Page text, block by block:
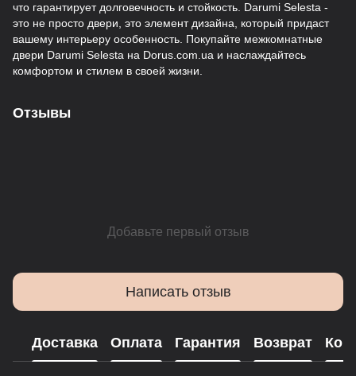
что гарантирует долговечность и стойкость. Darumi Selesta -
это не просто двери, это элемент дизайна, который придаст
вашему интерьеру особенность. Покупайте межкомнатные
двери Darumi Selesta на Dorus.com.ua и наслаждайтесь
комфортом и стилем в своей жизни.
Отзывы
Добавьте первый отзыв
Написать отзыв
Доставка Оплата Гарантия Возврат